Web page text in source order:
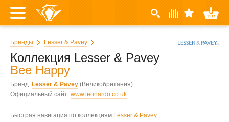
Бренды Lesser & Pavey
Коллекция Lesser & Pavey
Bee Happy
Бренд: Lesser & Pavey (Великобритания)
Официальный сайт: www.leonardo.co.uk
Быстрая навигация по коллекциям Lesser & Pavey: